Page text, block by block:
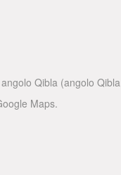
Qibla (angolo Qibla
Maps.